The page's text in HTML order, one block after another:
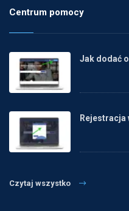
Centrum pomocy
Jak dodać
Rejestracja
Czytaj wszystko